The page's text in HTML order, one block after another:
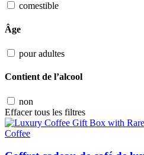
comestible
Âge
pour adultes
Contient de l’alcool
non
Effacer tous les filtres